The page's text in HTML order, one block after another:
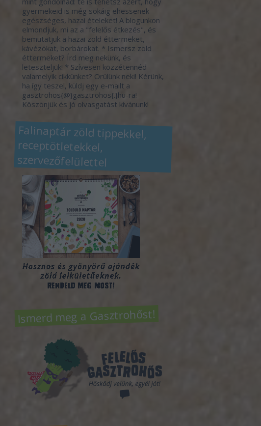
gyermekeid is még sokáig ehessenek
egészséges, hazai ételeket! A blogunkon
elmondjuk, mi az a "felelős étkezés", és
bemutatjuk a hazai zöld éttermeket,
kávézókat, borbárokat. * Ismersz zöld
éttermeket? Írd meg nekünk, és
leteszteljük! * Szívesen közzétennéd
valamelyik cikkünket? Örülünk neki! Kérünk,
ha így teszel, küldj egy e-mailt a
gasztrohos{@}gasztrohos{.}hu-ra!
Köszönjük és jó olvasgatást kívánunk!
Falinaptár zöld tippekkel,
receptötletekkel,
szervezőfelülettel
Ismerd meg a Gasztrohőst!